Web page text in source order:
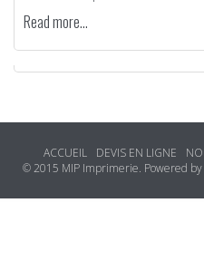
Read more...
ACCUEIL DEVIS EN LIGNE
© 2015 MIP Imprimerie. Powered by